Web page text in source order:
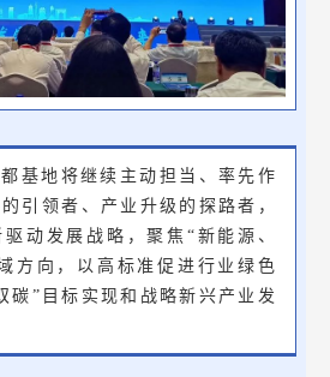
基地将继续主动担当、率先作
引领者、产业升级的探路者，
动发展战略，聚焦“新能源、
方向，以高标准促进行业绿色
碳”目标实现和战略新兴产业发